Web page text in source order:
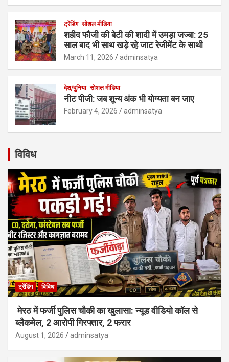
ट्रेंडिंग सोशल मीडिया
शहीद फौजी की बेटी की शादी में उमड़ा जज्बा: 25
साल बाद भी साथ खड़े रहे जाट रेजीमेंट के साथी
March 11, 2026 adminsatya
देश/दुनिया सोशल मीडिया
नीट पीजी: जब शून्य अंक भी योग्यता बन जाए
February 4, 2026 adminsatya
विविध
ट्रेंडिंग विविध
मेरठ में फर्जी पुलिस चौकी का खुलासा: न्यूड वीडियो कॉल से
ब्लैकमेल, 2 आरोपी गिरफ्तार, 2 फरार
August 1, 2026 adminsatya